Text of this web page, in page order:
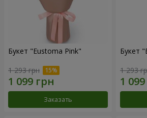
Букет "Eustoma Pink"
1 293 грн
Заказать
Букет
1 293